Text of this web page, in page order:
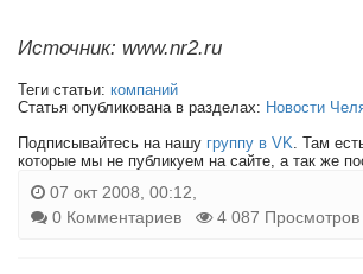
Источник: www.nr2.ru
Теги статьи: компаний
Статья опубликована в разделах: Новости
Подписывайтесь на нашу группу в VK. Там
которые мы не публикуем на сайте, а так же
07 окт 2008, 00:12,
0 Комментариев
4 087 Просмотров